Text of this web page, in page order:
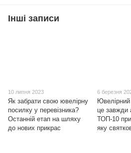
Інші записи
10 липня 2023
Як забрати свою ювелірну
посилку у перевізника?
Останній етап на шляху
до нових прикрас
6 березня
це завжди
ТОП-10
яку